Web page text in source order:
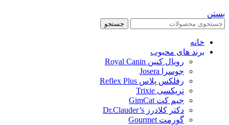
بستن
جستجو
خانه
برند های محبوب
رویال کنین Royal Canin
جوسرا Josera
رفلکس پلاس Reflex Plus
تریکسی Trixie
جیم کت GimCat
دکتر کلادرز Dr.Clauder’s
گورمت Gourmet